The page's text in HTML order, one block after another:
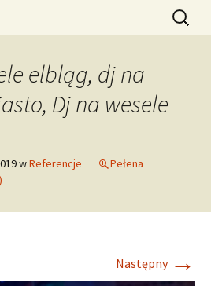
Gdańsk, Elbląg iSzukaj:
elbląg, dj na
Dj na wesele
wReferencje
Pełena
Następny →